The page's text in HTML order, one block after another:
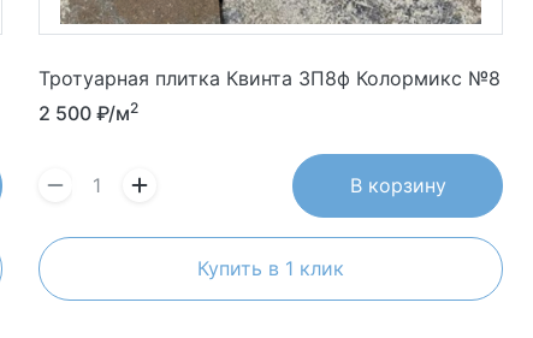
Тротуарная плитка Квинта 3П8ф Колормикс №8
2 500 ₽/м2
В корзину
Купить в 1 клик